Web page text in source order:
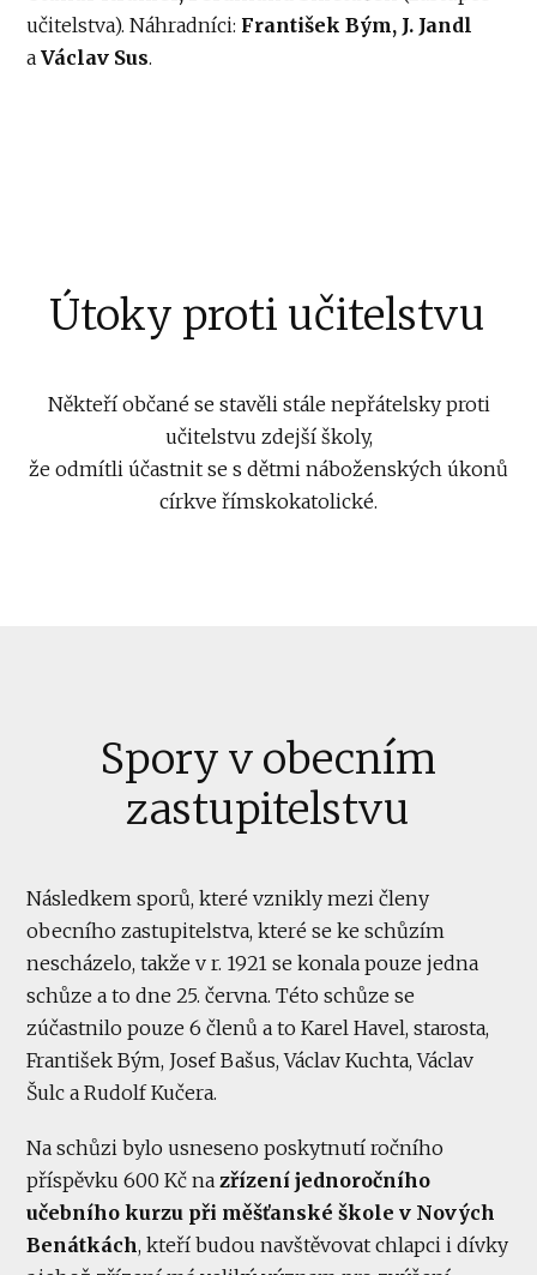
učitelstva). Náhradníci: František Bým, J. Jandl
aVáclav Sus.
Útoky proti učitelstvu
Někteří občané se stavěli stále nepřátelsky proti
učitelstvu zdejší školy,
že odmítli účastnit se s dětmi náboženských úkonů
církve římskokatolické.
Spory v obecním
zastupitelstvu
Následkem sporů, které vznikly mezi členy
obecního zastupitelstva, které se ke schůzím
nescházelo, takže v r. 1921 se konala pouze jedna
schůze a to dne 25. června. Této schůze se
zúčastnilo pouze 6 členů a to Karel Havel, starosta,
František Bým, Josef Bašus, Václav Kuchta, Václav
Šulc a Rudolf Kučera.
Na schůzi bylo usneseno poskytnutí ročního
příspěvku 600 Kč nazřízení jednoročního
učebního kurzu při měšťanské škole v Nových
Benátkách, kteří budou navštěvovat chlapci i dívky